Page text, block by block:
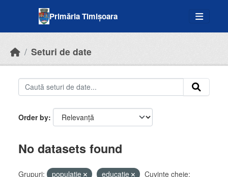
Primăria Timișoara
Seturi de date
Order by
No datasets found
Grupuri: populatie educatie
Cuvinte cheie: